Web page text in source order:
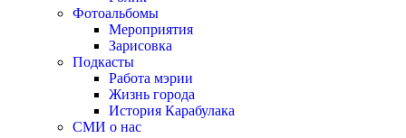
Фотоальбомы
Мероприятия
Зарисовка
Подкасты
Работа мэрии
Жизнь города
История Карабулака
СМИ о нас